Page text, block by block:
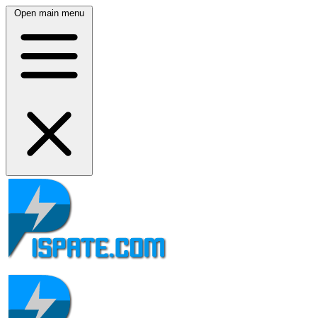
Open main menu